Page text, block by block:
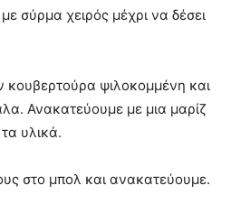
σύρμα χειρός μέχρι να δέσει
κουβερτούρα ψιλοκομμένη και
Ανακατεύουμε με μια μαρίζ
υλικά.
στο μπολ και ανακατεύουμε.